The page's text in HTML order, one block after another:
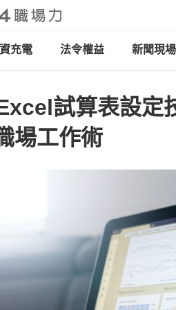
充電 法令權益 新聞現場
試算表設定
場工作術